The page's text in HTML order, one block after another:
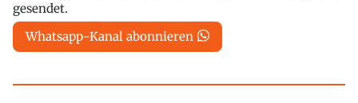
gesendet.
Whatsapp-Kanal abonnieren